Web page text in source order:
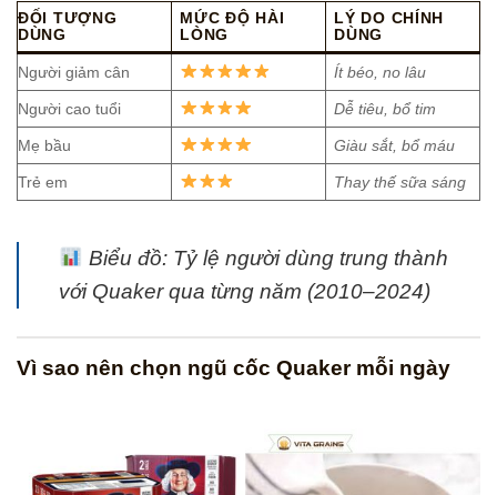
ĐỐI TƯỢNG
DÙNG
MỨC ĐỘ HÀI
LÒNG
LÝ DO CHÍNH
DÙNG
Người giảm cân Ít béo, no lâu
Người cao tuổi Dễ tiêu, bổ tim
Mẹ bầu Giàu sắt, bổ máu
Trẻ em Thay thế sữa sáng
Biểu đồ: Tỷ lệ người dùng trung thành
với Quaker qua từng năm (2010–2024)
Vì sao nên chọn ngũ cốc Quaker mỗi ngày